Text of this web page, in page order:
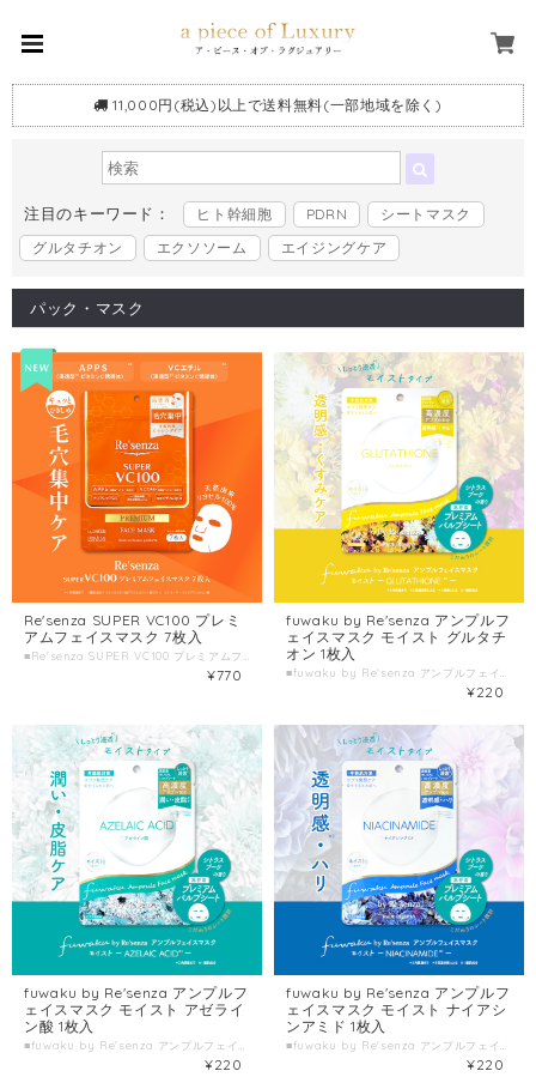
11,000円(税込)以上で送料無料(一部地域を除く)
注目のキーワード： ヒト幹細胞 PDRN
シートマスク
グルタチオン
エクソソーム エイジングケア
パック・マスク
Re'senza SUPER VC100 プレミ
アムフェイスマスク 7枚入
■Re'senza SUPER VC100 プレミアムフェイスマスク ■種類別名称 シート状フェイスマスク ■容量 7枚入(美容液105mL) ■製造国 日本 ■製造販売元 株式会社HORIZON
¥770
fuwaku by Re'senza アンプルフ
ェイスマスク モイスト グルタチ
オン 1枚入
¥220
fuwaku by Re'senza アンプルフ
ェイスマスク モイスト アゼライ
ン酸 1枚入
¥220
fuwaku by Re'senza アンプルフ
ェイスマスク モイスト ナイアシ
ンアミド 1枚入
¥220